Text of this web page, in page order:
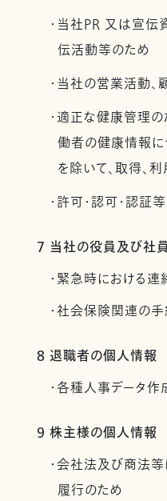
・当社PR 又は宣
伝活動等のため
・当社の営業活動、
・適正な健康管理
働者の健康情報に
を除いて、取得、
・許可・認可・認証
7 当社の役員及び社
・緊急時における連
・社会保険関連の
8 退職者の個人情報
・各種人事データ
9 株主様の個人情報
・会社法及び商法
履行のため